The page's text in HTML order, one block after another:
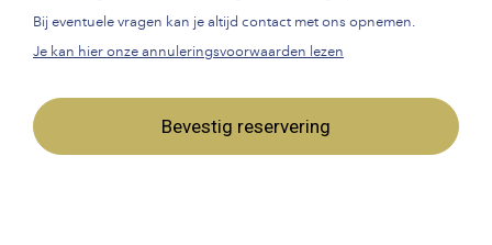
Bij eventuele vragen kan je altijd contact met ons opnemen.
Je kan hier onze annuleringsvoorwaarden lezen
Bevestig reservering